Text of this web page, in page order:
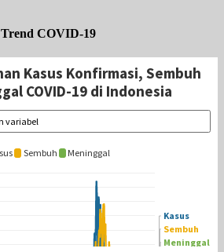
Trend COVID-19